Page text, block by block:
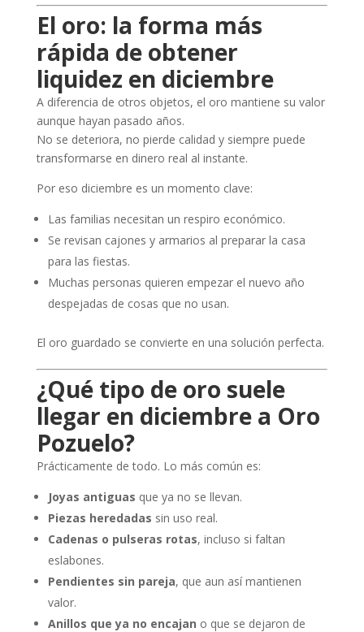
El oro: la forma más
rápida de obtener
liquidez en diciembre
A diferencia de otros objetos, el oro mantiene su valor
aunque hayan pasado años.
No se deteriora, no pierde calidad y siempre puede
transformarse en dinero real al instante.
Por eso diciembre es un momento clave:
Las familias necesitan un respiro económico.
Se revisan cajones y armarios al preparar la casa
para las fiestas.
Muchas personas quieren empezar el nuevo año
despejadas de cosas que no usan.
El oro guardado se convierte en una solución perfecta.
¿Qué tipo de oro suele
llegar en diciembre a Oro
Pozuelo?
Prácticamente de todo. Lo más común es:
Joyas antiguas que ya no se llevan.
Piezas heredadas sin uso real.
Cadenas o pulseras rotas, incluso si faltan
eslabones.
Pendientes sin pareja, que aun así mantienen
valor.
Anillos que ya no encajan o que se dejaron de